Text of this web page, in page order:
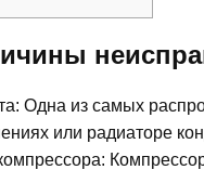
Одна из самых
или радиаторе